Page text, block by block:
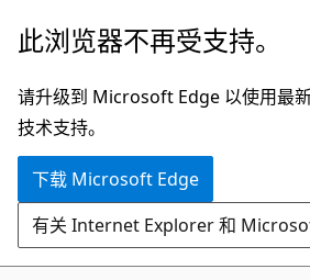
跳
主
要
内
此浏览器不再受支持。
请升级到 Microsoft Edge 以使用最
技术支持。
下载 Microsoft Edge
有关 Internet Explorer 和